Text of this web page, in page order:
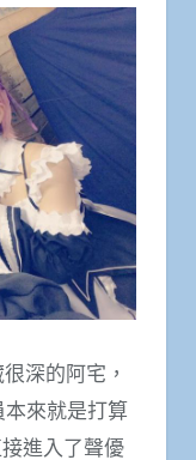
深的阿宅，
來就是打算
進入了聲優